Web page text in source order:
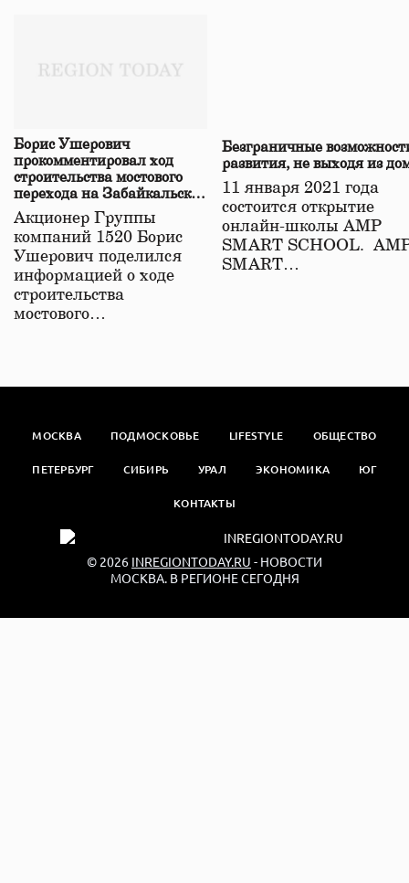
Борис Ушерович
прокомментировал ход
строительства мостового
перехода на Забайкальской
железной дороге
Акционер Группы
компаний 1520 Борис
Ушерович поделился
информацией о ходе
строительства
мостового…
Безграничные
развития, не выходя из
11 января 2021 года
состоится открытие
онлайн-школы АМР
SMART SCHOOL.
SMART…
МОСКВА ПОДМОСКОВЬЕ LIFESTYLE ОБЩЕСТВО
ПЕТЕРБУРГ СИБИРЬ УРАЛ ЭКОНОМИКА ЮГ
КОНТАКТЫ
© 2026 INREGIONTODAY.RU - НОВОСТИ
МОСКВА. В РЕГИОНЕ СЕГОДНЯ